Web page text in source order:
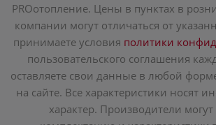
PROотопление. Цены в пунктах в
компании могут отличаться от
принимаете условия политики
пользовательского соглашения
оставляете свои данные в любой
на сайте. Все характеристики носят
характер. Производители